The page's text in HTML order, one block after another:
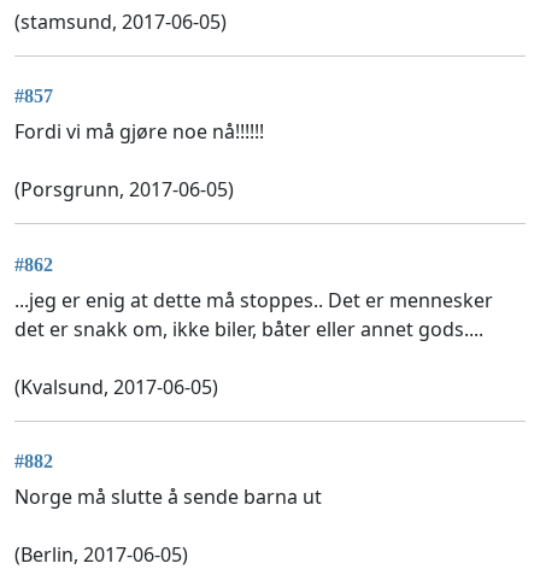
(stamsund, 2017-06-05)
#857
Fordi vi må gjøre noe nå!!!!!!
(Porsgrunn, 2017-06-05)
#862
...jeg er enig at dette må stoppes.. Det er mennesker
det er snakk om, ikke biler, båter eller annet gods....
(Kvalsund, 2017-06-05)
#882
Norge må slutte å sende barna ut
(Berlin, 2017-06-05)